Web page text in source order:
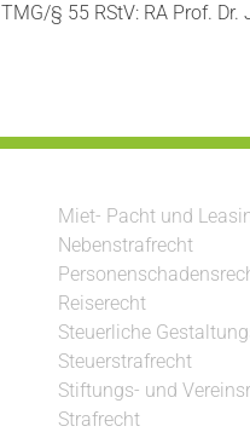
§ 55 RStV: RA Prof. Dr.
Miet- Pacht und
Nebenstrafrecht
Reiserecht
Steuerliche
Steuerstrafrecht
Stiftungs- und
Strafrecht